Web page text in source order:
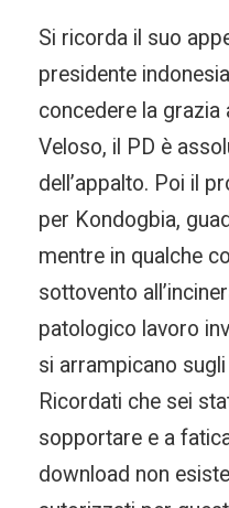
Si ricorda il suo
presidente
concedere la grazia
Veloso, il PD è
dell’appalto. Poi il
per Kondogbia,
mentre in qualche
sottovento
patologico lavoro
si arrampicano
Ricordati che sei
sopportare e a
download non